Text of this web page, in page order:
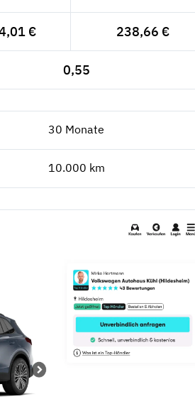
€ 238,66 €
0,55
30 Monate
10.000 km